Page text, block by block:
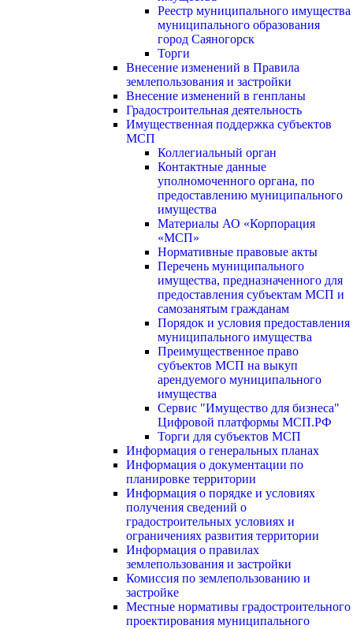
Реестр муниципального имущества
муниципального образования
город Саяногорск
Торги
Внесение изменений в Правила
землепользования и застройки
Внесение изменений в генпланы
Градостроительная деятельность
Имущественная поддержка субъектов
МСП
Коллегиальный орган
Контактные данные
уполномоченного органа, по
предоставлению муниципального
имущества
Материалы АО «Корпорация
«МСП»
Нормативные правовые акты
Перечень муниципального
имущества, предназначенного для
предоставления субъектам МСП и
самозанятым гражданам
Порядок и условия предоставления
муниципального имущества
Преимущественное право
субъектов МСП на выкуп
арендуемого муниципального
имущества
Сервис "Имущество для бизнеса"
Цифровой платформы МСП.РФ
Торги для субъектов МСП
Информация о генеральных планах
Информация о документации по
планировке территории
Информация о порядке и условиях
получения сведений о
градостроительных условиях и
ограничениях развития территории
Информация о правилах
землепользования и застройки
Комиссия по землепользованию и
застройке
Местные нормативы градостроительного
проектирования муниципального